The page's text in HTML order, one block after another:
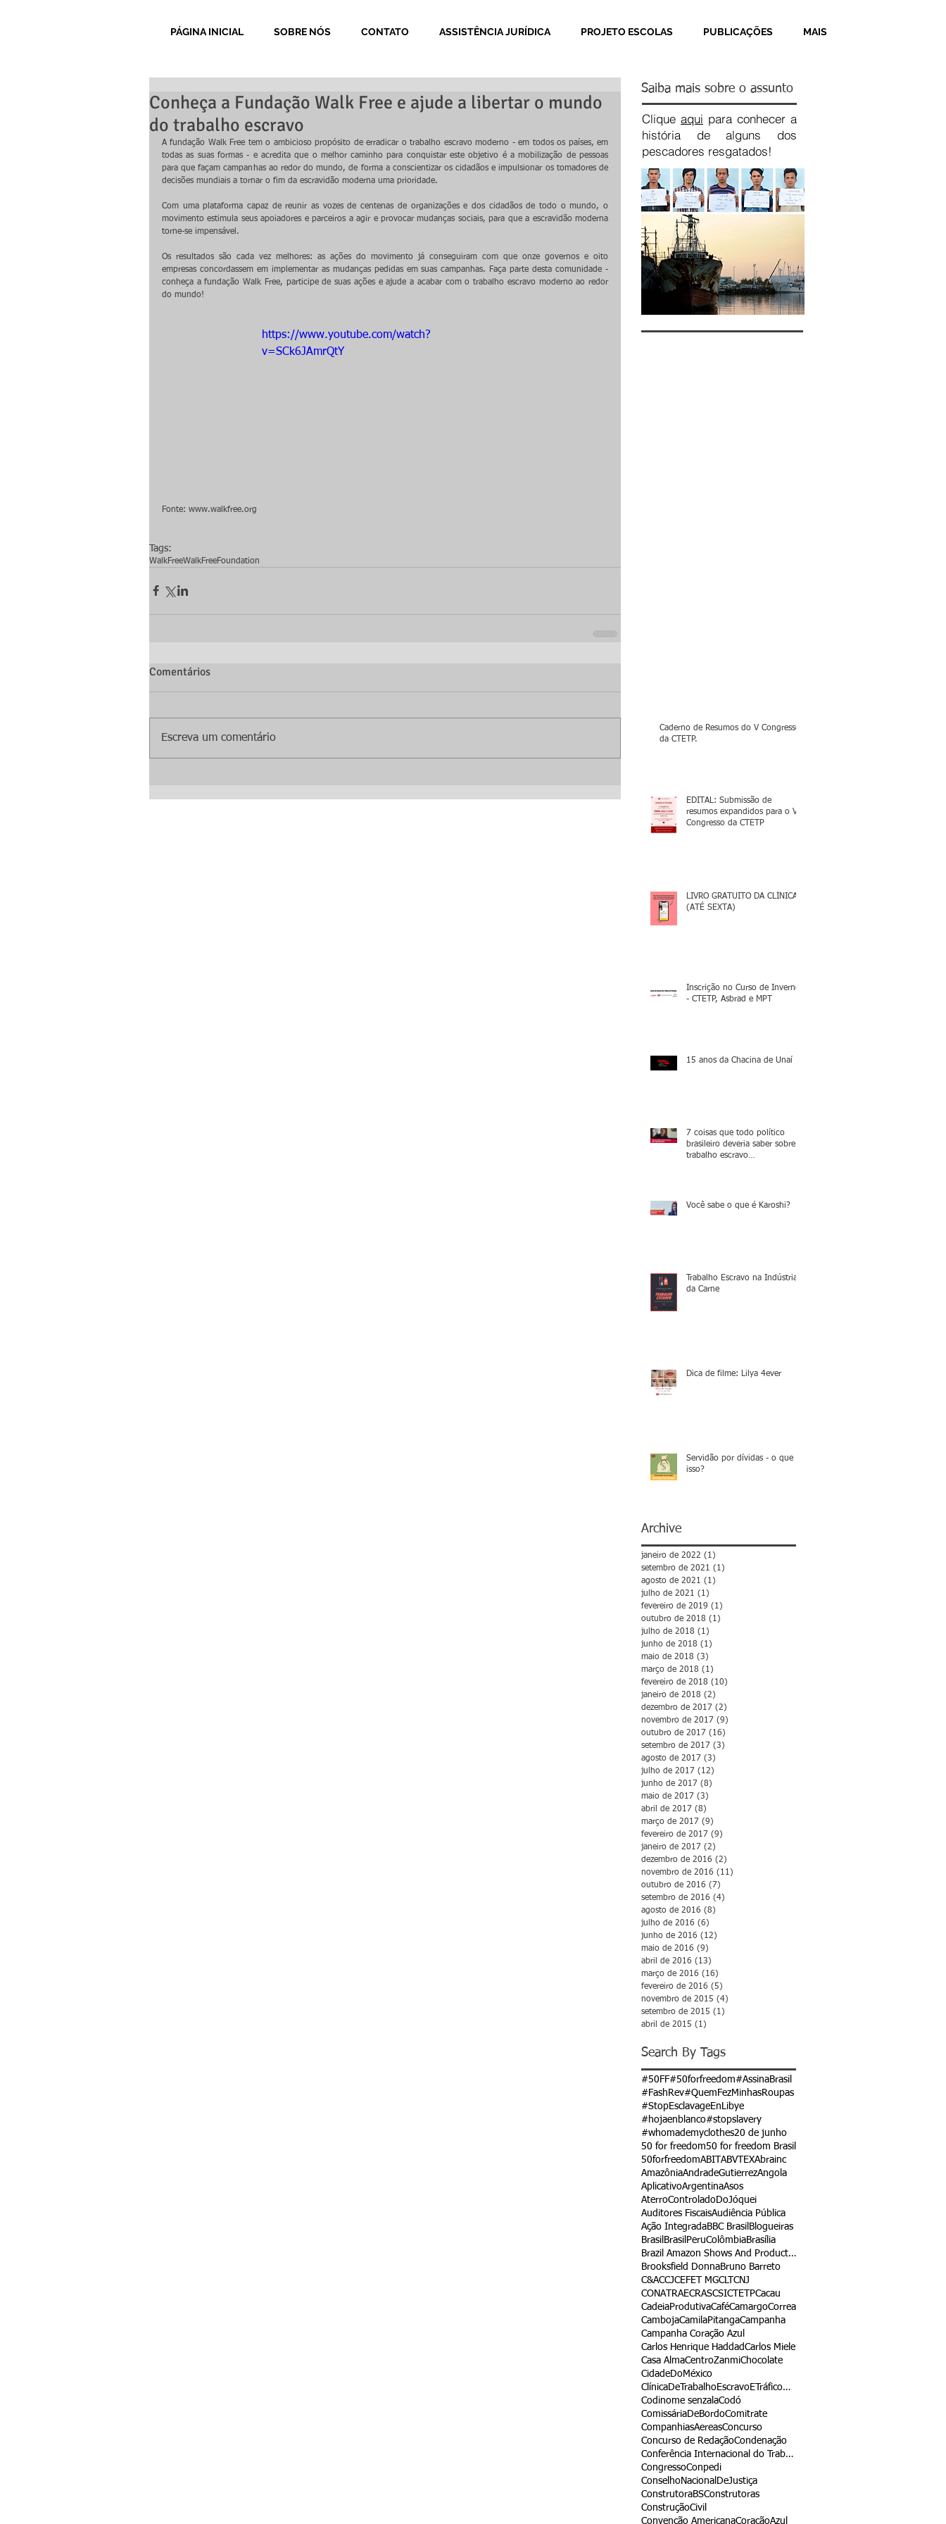
PÁGINA INICIAL SOBRE NÓS CONTATO ASSISTÊNCIA JURÍDICA PROJETO ESCOLAS PUBLICAÇÕES MAIS
Conheça a Fundação Walk Free e ajude a libertar o mundo
do trabalho escravo
A fundação Walk Free tem o ambicioso propósito de erradicar o trabalho escravo moderno - em todos os países, em
todas as suas formas - e acredita que o melhor caminho para conquistar este objetivo é a mobilização de pessoas
para que façam campanhas ao redor do mundo, de forma a conscientizar os cidadãos e impulsionar os tomadores de
decisões mundiais a tornar o fim da escravidão moderna uma prioridade.
Com uma plataforma capaz de reunir as vozes de centenas de organizações e dos cidadãos de todo o mundo, o
movimento estimula seus apoiadores e parceiros a agir e provocar mudanças sociais, para que a escravidão moderna
torne-se impensável.
Os resultados são cada vez melhores: as ações do movimento já conseguiram com que onze governos e oito
empresas concordassem em implementar as mudanças pedidas em suas campanhas. Faça parte desta comunidade -
conheça a fundação Walk Free, participe de suas ações e ajude a acabar com o trabalho escravo moderno ao redor
do mundo!
https://www.youtube.com/watch?
v=SCk6JAmrQtY
Fonte: www.walkfree.org
Tags:
WalkFreeWalkFreeFoundation
Comentários
Escreva um comentário
Saiba mais sobre o assunto
Clique aqui para conhecer a
história de alguns dos
pescadores resgatados!
Recent Posts
Caderno de Resumos do V Congresso
da CTETP.
EDITAL: Submissão de
resumos expandidos para o V
Congresso da CTETP
LIVRO GRATUITO DA CLÍNICA
(ATÉ SEXTA)
Inscrição no Curso de Inverno
- CTETP, Asbrad e MPT
15 anos da Chacina de Unaí
7 coisas que todo político
brasileiro deveria saber sobre o
trabalho escravo
Você sabe o que é Karoshi?
Trabalho Escravo na Indústria
da Carne
Dica de filme: Lilya 4ever
Servidão por dívidas - o que é
isso?
Archive
janeiro de 2022 (1)
setembro de 2021 (1)
agosto de 2021 (1)
julho de 2021 (1)
fevereiro de 2019 (1)
outubro de 2018 (1)
julho de 2018 (1)
junho de 2018 (1)
maio de 2018 (3)
março de 2018 (1)
fevereiro de 2018 (10)
janeiro de 2018 (2)
dezembro de 2017 (2)
novembro de 2017 (9)
outubro de 2017 (16)
setembro de 2017 (3)
agosto de 2017 (3)
julho de 2017 (12)
junho de 2017 (8)
maio de 2017 (3)
abril de 2017 (8)
março de 2017 (9)
fevereiro de 2017 (9)
janeiro de 2017 (2)
dezembro de 2016 (2)
novembro de 2016 (11)
outubro de 2016 (7)
setembro de 2016 (4)
agosto de 2016 (8)
julho de 2016 (6)
junho de 2016 (12)
maio de 2016 (9)
abril de 2016 (13)
março de 2016 (16)
fevereiro de 2016 (5)
novembro de 2015 (4)
setembro de 2015 (1)
abril de 2015 (1)
Search By Tags
#50FF#50forfreedom#AssinaBrasil
#FashRev#QuemFezMinhasRoupas
#StopEsclavageEnLibye
#hojaenblanco#stopslavery
#whomademyclothes20 de junho
50 for freedom50 for freedom Brasil
50forfreedomABITABVTEXAbrainc
AmazôniaAndradeGutierrezAngola
AplicativoArgentinaAsos
AterroControladoDoJóquei
Auditores FiscaisAudiência Pública
Ação IntegradaBBC Brasil Blogueiras
Brasil BrasilPeruColômbiaBrasília
Brazil Amazon Shows And Productions
Brooksfield DonnaBruno Barreto
C&ACCJCEFET MGCLTCNJ
CONATRAECRASCSICTETPCacau
CadeiaProdutivaCaféCamargoCorrea
CambojaCamilaPitangaCampanha
Campanha Coração Azul
Carlos Henrique HaddadCarlos Miele
Casa AlmaCentroZanmiChocolate
CidadeDoMéxico
ClínicaDeTrabalhoEscravoETráficoDePessoas
Codinome senzalaCodó
ComissáriaDeBordoComitrate
CompanhiasAereasConcurso
Concurso de RedaçãoCondenação
Conferência Internacional do Trabalho
CongressoConpedi
ConselhoNacionalDeJustiça
ConstrutoraBSConstrutoras
ConstruçãoCivil
Convenção AmericanaCoraçãoAzul